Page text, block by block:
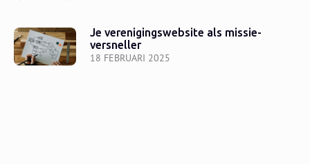
18 FEBRUARI 2025
Je verenigingswebsite als missie-
versneller